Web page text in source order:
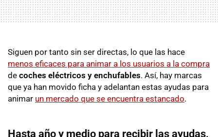
Siguen por tanto sin ser directas, lo que las hace
menos eficaces para animar a los usuarios a la compra
de coches eléctricos y enchufables. Así, hay marcas
que ya han movido ficha y adelantan estas ayudas para
animar un mercado que se encuentra estancado.
Hasta año y medio para recibir las ayudas,